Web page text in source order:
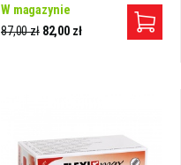
W magazynie
87,00 zł 82,00 zł